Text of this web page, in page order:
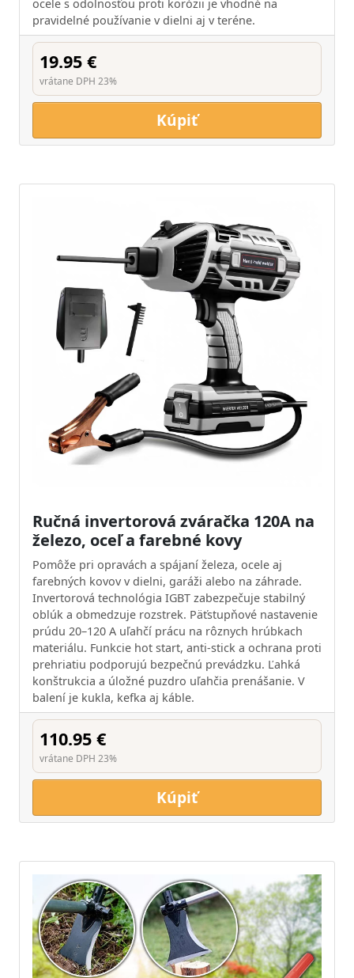
ocele s odolnosťou proti korózii je vhodné na
pravidelné používanie v dielni aj v teréne.
19.95 €
vrátane DPH 23%
Kúpiť
Ručná invertorová zváračka 120A na
železo, oceľ a farebné kovy
Pomôže pri opravách a spájaní železa, ocele aj
farebných kovov v dielni, garáži alebo na záhrade.
Invertorová technológia IGBT zabezpečuje stabilný
oblúk a obmedzuje rozstrek. Päťstupňové nastavenie
prúdu 20–120 A uľahčí prácu na rôznych hrúbkach
materiálu. Funkcie hot start, anti-stick a ochrana proti
prehriatiu podporujú bezpečnú prevádzku. Ľahká
konštrukcia a úložné puzdro uľahčia prenášanie. V
balení je kukla, kefka aj káble.
110.95 €
vrátane DPH 23%
Kúpiť